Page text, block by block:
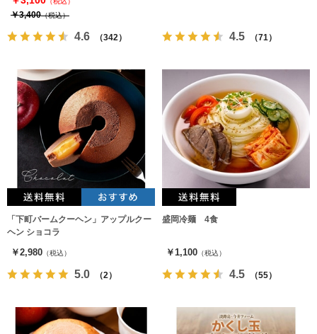
￥3,400（税込）
4.6 （342） 4.5 （71）
「下町バームクーヘン」アップルクー
ヘン ショコラ
￥2,980 （税込）
5.0 （2）
盛岡冷麺 4食
￥1,100 （税込）
4.5 （55）